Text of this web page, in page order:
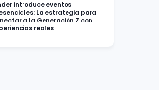
introduce eventos
La estrategia para
a la Generación Z con
reales